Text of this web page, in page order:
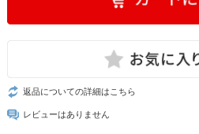
返品についての詳細はこちら
レビューはありません